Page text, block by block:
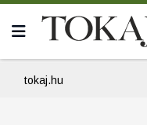
tokaj.hu